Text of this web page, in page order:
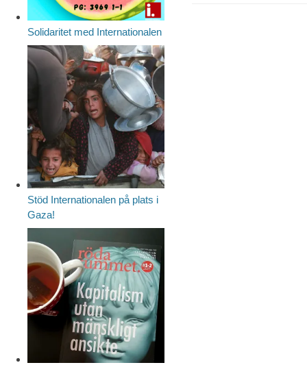
Solidaritet med Internationalen
Stöd Internationalen på plats i
Gaza!